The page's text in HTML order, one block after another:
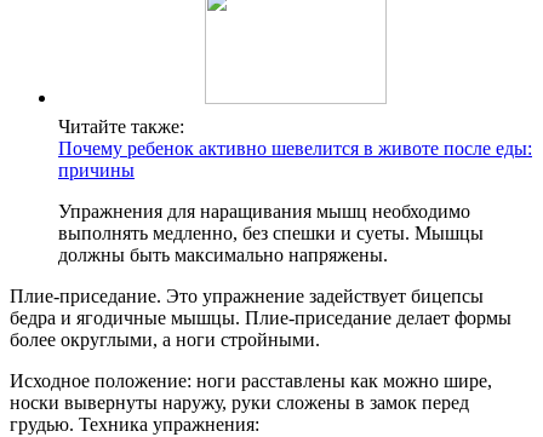
Читайте также:
Почему ребенок активно шевелится в животе после еды:
причины
Упражнения для наращивания мышц необходимо
выполнять медленно, без спешки и суеты. Мышцы
должны быть максимально напряжены.
Плие-приседание. Это упражнение задействует бицепсы
бедра и ягодичные мышцы. Плие-приседание делает формы
более округлыми, а ноги стройными.
Исходное положение: ноги расставлены как можно шире,
носки вывернуты наружу, руки сложены в замок перед
грудью. Техника упражнения: